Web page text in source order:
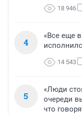
18 946
4
«Все еще
14 543
5
«Люди
очереди
что